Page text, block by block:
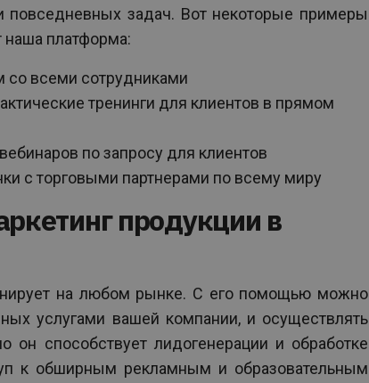
повседневных задач. Вот некоторые примеры
платформа:
со всеми сотрудниками
тренинги для клиентов в прямом
по запросу для клиентов
с торговыми партнерами по всему миру
продукции в
на любом рынке. С его помощью можно
услугами вашей компании, и осуществлять
способствует лидогенерации и обработке
к обширным рекламным и образовательным